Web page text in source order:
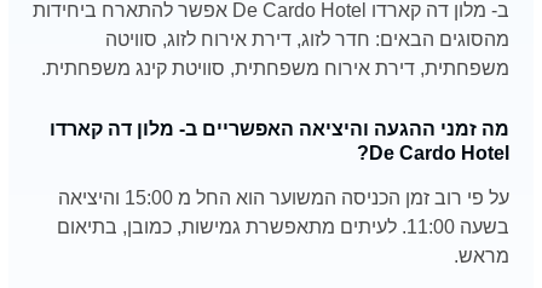
ב- מלון דה קארדו De Cardo Hotel אפשר להתארח ביחידות
מהסוגים הבאים: חדר לזוג, דירת אירוח לזוג, סוויטה
משפחתית, דירת אירוח משפחתית, סוויטת קינג משפחתית.
מה זמני ההגעה והיציאה האפשריים ב- מלון דה קארדו
De Cardo Hotel?
על פי רוב זמן הכניסה המשוער הוא החל מ 15:00 והיציאה
בשעה 11:00. לעיתים מתאפשרת גמישות, כמובן, בתיאום
מראש.